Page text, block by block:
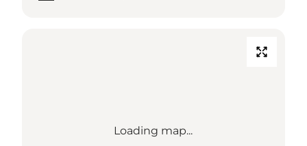
Loading map...